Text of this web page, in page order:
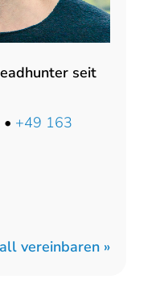
seit
• +49 163
vereinbaren »